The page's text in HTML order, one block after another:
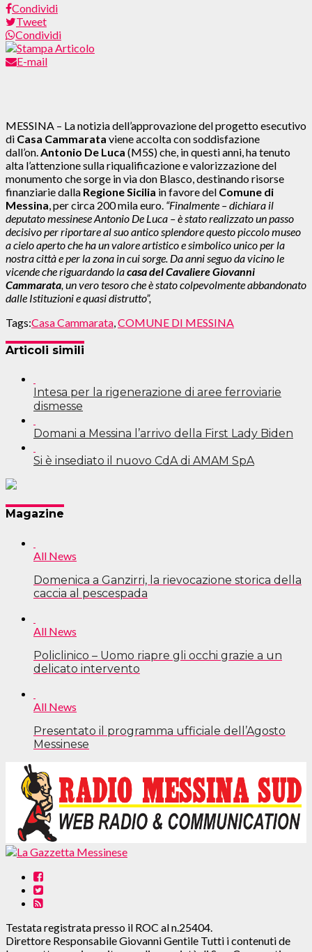
Condividi
Tweet
Condividi
E-mail
MESSINA – La notizia dell’approvazione del progetto esecutivo
di Casa Cammarata viene accolta con soddisfazione
dall’on. Antonio De Luca (M5S) che, in questi anni, ha tenuto
alta l’attenzione sulla riqualificazione e valorizzazione del
monumento che sorge in via don Blasco, destinando risorse
finanziarie dalla Regione Sicilia in favore del Comune di
Messina , per circa 200 mila euro. “Finalmente – dichiara il
deputato messinese Antonio De Luca – è stato realizzato un passo
decisivo per riportare al suo antico splendore questo piccolo museo
a cielo aperto che ha un valore artistico e simbolico unico per la
nostra città e per la zona in cui sorge. Da anni seguo da vicino le
vicende che riguardando lacasa del Cavaliere Giovanni
Cammarata , un vero tesoro che è stato colpevolmente abbandonato
dalle Istituzioni e quasi distrutto”,
Tags:Casa Cammarata COMUNE DI MESSINA
Articoli simili
Intesa per la rigenerazione di aree ferroviarie
dismesse
Domani a Messina l’arrivo della First Lady Biden
Si è insediato il nuovo CdA di AMAM SpA
Navigazione
articoli
Magazine
All News
Domenica a Ganzirri, la rievocazione storica della
caccia al pescespada
All News
Policlinico – Uomo riapre gli occhi grazie a un
delicato intervento
All News
Presentato il programma ufficiale dell’Agosto
Messinese
Testata registrata presso il ROC al n.25404.
Direttore Responsabile Giovanni Gentile Tutti i contenuti de